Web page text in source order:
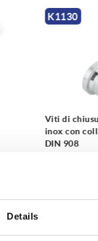
Details
NUOVO
o acciaio
incassato